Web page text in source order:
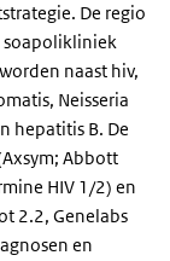
De regio
soapolikliniek
naast hiv,
Neisseria
hepatitis B. De
Abbott
HIV 1/2) en
2.2, Genelabs
en